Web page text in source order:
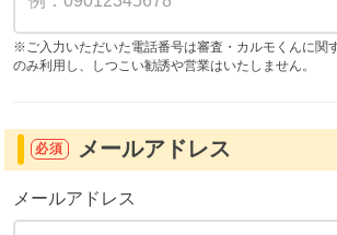
※ご入力いただいた電話番号は審査・カルモくんに関
のみ利用し、しつこい勧誘や営業はいたしません。
必須 メールアドレス
メールアドレス